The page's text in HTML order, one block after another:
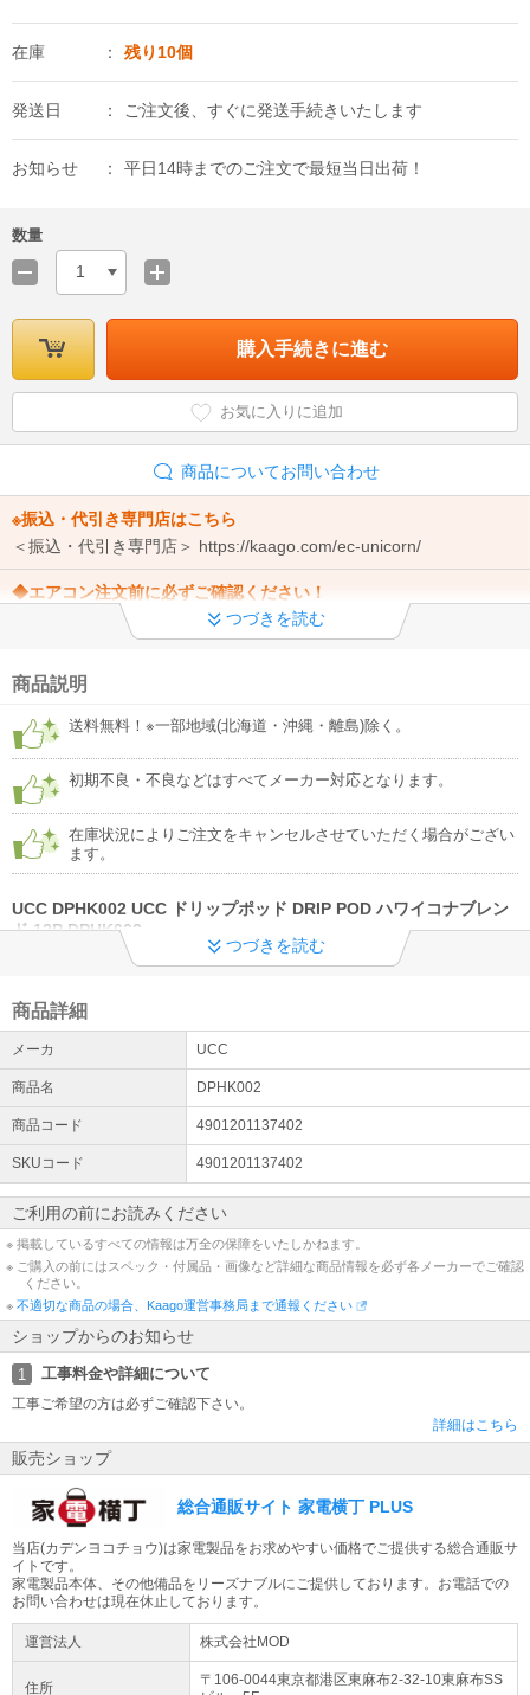
在庫 残り10個
発送日 ご注文後、すぐに発送手続きいたします
お知らせ 平日14時までのご注文で最短当日出荷！
数量
1
購入手続きに進む
お気に入りに追加
商品についてお問い合わせ
※振込・代引き専門店はこちら
＜振込・代引き専門店＞ https://kaago.com/ec-unicorn/
◆エアコン注文前に必ずご確認ください！
ご注文からと取付工事までの流れ ・標準工事と追加工事 ・追加工事
料金 ・キャンセルについて
◆工事希望のお客様への重要なお知らせ◆
施工希望者様のご登録お電話番号が繋がらない状況が多発してお
り、アポイントのお電話ができない事象が多発しております。 今一
度、繋がる番号（携帯電話番号）及び番号確認をお願いします。
つづきを読む
商品説明
送料無料！※一部地域(北海道・沖縄・離島)除く。
初期不良・不良などはすべてメーカー対応となります。
在庫状況によりご注文をキャンセルさせていただく場合がござい
ます。
UCC DPHK002 UCC ドリップポッド DRIP POD ハワイコナブレン
ド 12P DPHK002
■南国の雰囲気を感じさせる明るい酸味が特長。爽やかで透明感のある味わい。
■1Pサイズ
78×68×30（mm）
11g
※商品の詳細はメーカーページにてご確認ください。
************************************************
・発送後のキャンセルはお受けできません。
・お客様都合による「返品 交換」は行っておりません。
・仕様変更などにより、内容が一部と異なる場合があります。予めご了承くだ
さい。
・モニター環境により、実際の商品の色合いと多少異なってみえる場合があり
ます。ご注意ください。
※記載は商品仕様の一部です。
仕様説明不足等の理由での返品はできません。
また、いかなる理由であっても開封後・使用後のキャンセルは固くお断りいた
します。
仕様説明については当店ではご回答できかねます。
ごく稀に記載ミスがある場合もございますため、ご注文前に必ずメーカーHPに
※こちらの商品は、初期不良対応外となっております。 万が一初期不良が発生
した場合はお手数ですがメーカーサポート窓口までお問い合わせをお願いいた
します。
※【ラッピング】【店頭引き渡し】はご利用になれません。
※他店舗でも販売中の為、予告なく在庫切れとなる場合がございます。
※大量注文の場合ご注文をキャンセルさせていただく場合がございます。
予めご了承ください。
つづきを読む
商品詳細
メーカ UCC
商品名 DPHK002
商品コード 4901201137402
SKUコード 4901201137402
ご利用の前にお読みください
※ 掲載しているすべての情報は万全の保障をいたしかねます。
※ ご購入の前にはスペック・付属品・画像など詳細な商品情報を必ず各メーカーでご確認
ください。
※ 不適切な商品の場合、Kaago運営事務局まで通報ください
ショップからのお知らせ
1 工事料金や詳細について
工事ご希望の方は必ずご確認下さい。
詳細はこちら
販売ショップ
総合通販サイト 家電横丁 PLUS
当店(カデンヨコチョウ)は家電製品をお求めやすい価格でご提供する総合通販サ
イトです。
家電製品本体、その他備品をリーズナブルにご提供しております。お電話での
お問い合わせは現在休止しております。
運営法人 株式会社MOD
住所 〒106-0044東京都港区東麻布2-32-10東麻布SS